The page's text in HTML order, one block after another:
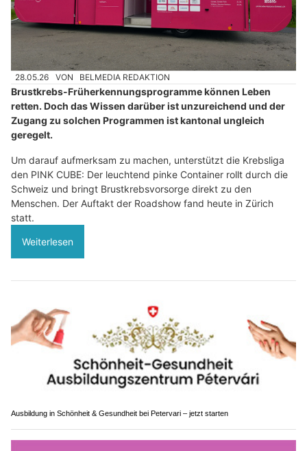
28.05.26 VON BELMEDIA REDAKTION
Brustkrebs-Früherkennungsprogramme können Leben
retten. Doch das Wissen darüber ist unzureichend und der
Zugang zu solchen Programmen ist kantonal ungleich
geregelt.
Um darauf aufmerksam zu machen, unterstützt die Krebsliga
den PINK CUBE: Der leuchtend pinke Container rollt durch die
Schweiz und bringt Brustkrebsvorsorge direkt zu den
Menschen. Der Auftakt der Roadshow fand heute in Zürich
statt.
Weiterlesen
Ausbildung in Schönheit & Gesundheit bei Petervari – jetzt starten